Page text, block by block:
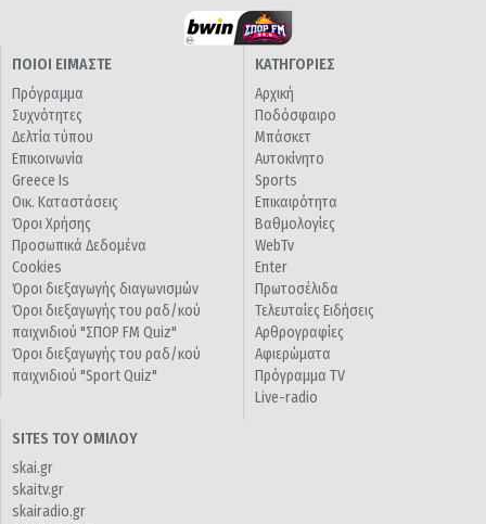
ΠΟΙΟΙ ΕΙΜΑΣΤΕ
Πρόγραμμα
Συχνότητες
Δελτία τύπου
Επικοινωνία
Greece Is
Οικ. Καταστάσεις
Όροι Χρήσης
Προσωπικά Δεδομένα
Cookies
Όροι διεξαγωγής διαγωνισμών
Όροι διεξαγωγής του ραδ/κού
παιχνιδιού "ΣΠΟΡ FM Quiz"
Όροι διεξαγωγής του ραδ/κού
παιχνιδιού "Sport Quiz"
ΚΑΤΗΓΟΡΙΕΣ
Αρχική
Ποδόσφαιρο
Μπάσκετ
Αυτοκίνητο
Sports
Επικαιρότητα
Βαθμολογίες
WebTv
Enter
Πρωτοσέλιδα
Τελευταίες Ειδήσεις
Αρθρογραφίες
Αφιερώματα
Πρόγραμμα TV
Live-radio
SITES ΤΟΥ ΟΜΙΛΟΥ
skai.gr
skaitv.gr
skairadio.gr